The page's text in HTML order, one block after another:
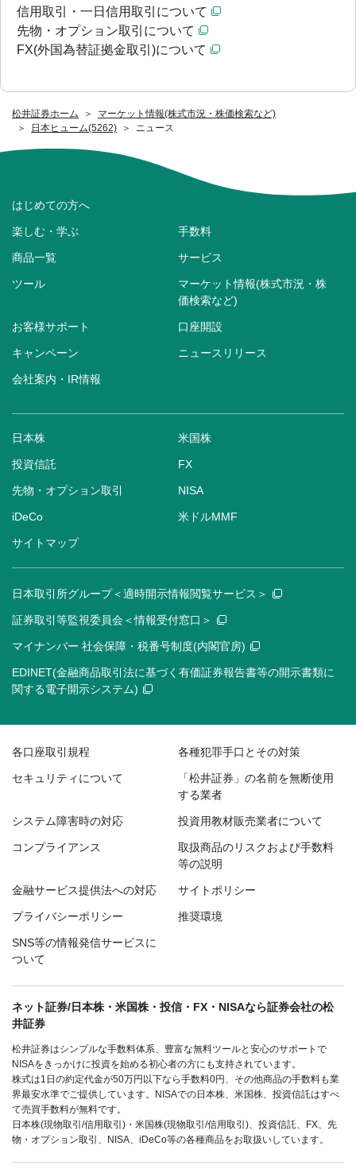
松井証券ホーム
マーケット情報(株式市況・株価検索など)
日本ヒューム(5262)
ニュース
信用取引・一日信用取引について
先物・オプション取引について
FX(外国為替証拠金取引)について
はじめての方へ
楽しむ・学ぶ 手数料
商品一覧 サービス
ツール
マーケット情報(株式市況・株
価検索など)
お客様サポート 口座開設
キャンペーン ニュースリリース
会社案内・IR情報
日本株 米国株
投資信託 FX
先物・オプション取引 NISA
iDeCo 米ドルMMF
サイトマップ
日本取引所グループ＜適時開示情報閲覧サービス＞
証券取引等監視委員会＜情報受付窓口＞
マイナンバー 社会保障・税番号制度(内閣官房)
EDINET(金融商品取引法に基づく有価証券報告書等の開示書類に
関する電子開示システム)
各口座取引規程 各種犯罪手口とその対策
セキュリティについて
「松井証券」の名前を無断使用
する業者
システム障害時の対応 投資用教材販売業者について
コンプライアンス
取扱商品のリスクおよび手数料
等の説明
金融サービス提供法への対応 サイトポリシー
プライバシーポリシー 推奨環境
SNS等の情報発信サービスに
ついて
ネット証券/日本株・米国株・投信・FX・NISAなら証券会社の松
井証券
松井証券はシンプルな手数料体系、豊富な無料ツールと安心のサポートで
NISAをきっかけに投資を始める初心者の方にも支持されています。
株式は1日の約定代金が50万円以下なら手数料0円、その他商品の手数料も業
界最安水準でご提供しています。NISAでの日本株、米国株、投資信託はすべ
て売買手数料が無料です。
日本株(現物取引/信用取引)・米国株(現物取引/信用取引)、投資信託、FX、先
物・オプション取引、NISA、iDeCo等の各種商品をお取扱いしています。